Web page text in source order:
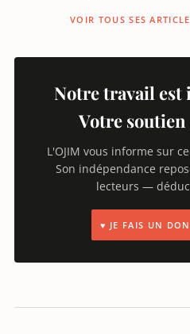
VOIR TOUS SES
Notre travail est
Votre
L'OJIM vous informe sur
Son indépendance
lecteurs —
♥ JE FAIS UN